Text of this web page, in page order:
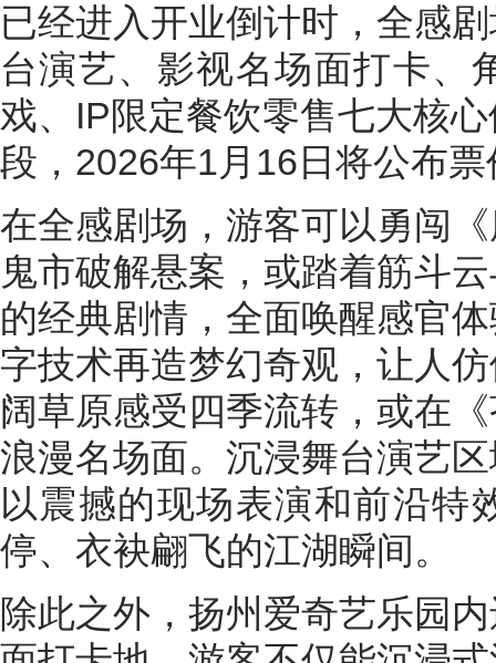
已经进入开业倒计时，全感
台演艺、影视名场面打卡、
戏、IP限定餐饮零售七大核
段，2026年1月16日将公布
在全感剧场，游客可以勇闯
鬼市破解悬案，或踏着筋斗
的经典剧情，全面唤醒感官
字技术再造梦幻奇观，让人
阔草原感受四季流转，或在
浪漫名场面。沉浸舞台演艺
以震撼的现场表演和前沿特
停、衣袂翩飞的江湖瞬间。
除此之外，扬州爱奇艺乐园